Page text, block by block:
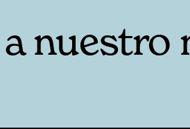
nuestro